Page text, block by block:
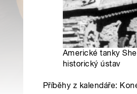
Americké tanky
historický ústav
Příběhy z kalendáře: